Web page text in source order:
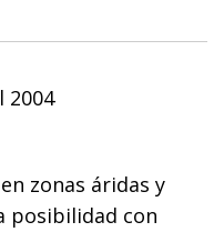
2004
zonas áridas y
posibilidad con